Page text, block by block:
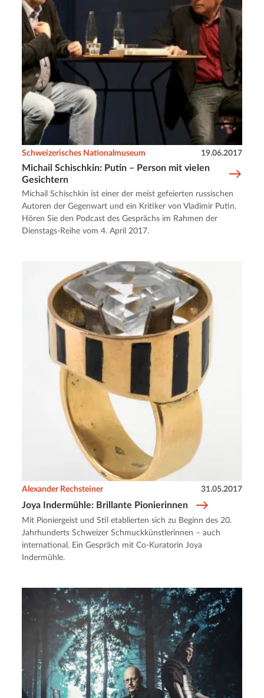
Michail Schischkin: Putin – Person mit vielen
Gesichtern
Schweizerisches Nationalmuseum 19.06.2017
Michail Schischkin ist einer der meist gefeierten russischen
Autoren der Gegenwart und ein Kritiker von Vladimir Putin.
Hören Sie den Podcast des Gesprächs im Rahmen der
Dienstags-Reihe vom 4. April 2017.
Joya Indermühle: Brillante Pionierinnen
Alexander Rechsteiner 31.05.2017
Mit Pioniergeist und Stil etablierten sich zu Beginn des 20.
Jahrhunderts Schweizer Schmuckkünstlerinnen – auch
international. Ein Gespräch mit Co-Kuratorin Joya
Indermühle.